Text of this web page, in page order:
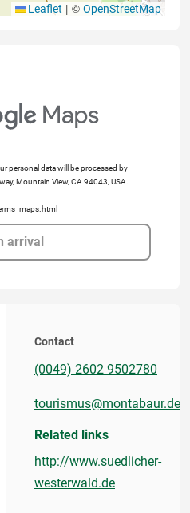
Leaflet | © OpenStreetMap
personal data will be processed by
Mountain View, CA 94043, USA.
arrival
Contact
(0049) 2602 9502780
tourismus@montabaur.de
Related links
http://www.suedlicher-
westerwald.de